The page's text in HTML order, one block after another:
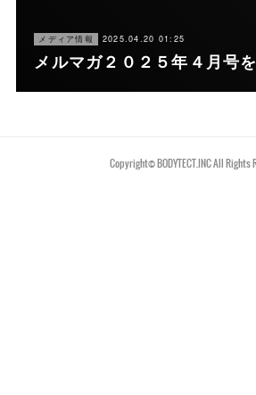
メディア情報 2025.04.20 01:25
メルマガ２０２５年４月号
Copyright©︎ BODYTECT.INC All Rights